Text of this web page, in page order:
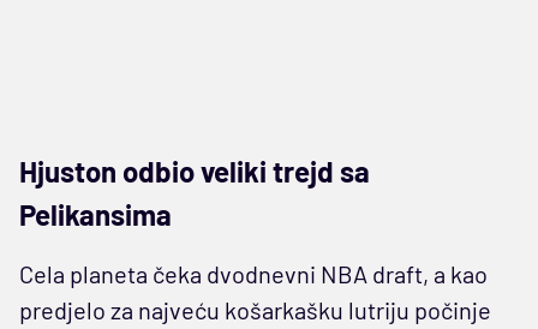
Hjuston odbio veliki trejd sa
Pelikansima
Cela planeta čeka dvodnevni NBA draft, a kao
predjelo za najveću košarkašku lutriju počinje